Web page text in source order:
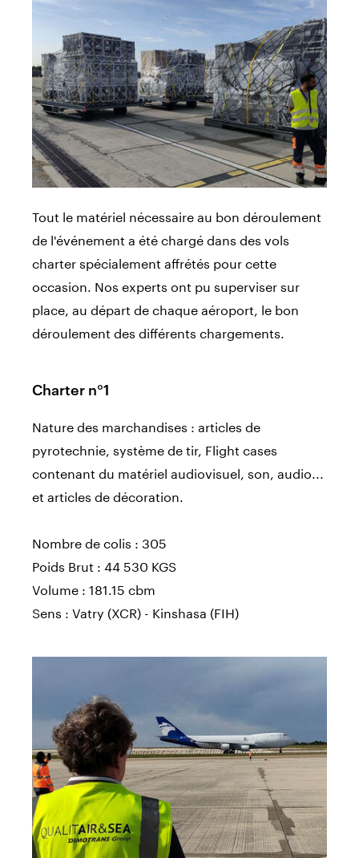
Tout le matériel nécessaire au bon déroulement
de l'événement a été chargé dans des vols
charter spécialement affrétés pour cette
occasion. Nos experts ont pu superviser sur
place, au départ de chaque aéroport, le bon
déroulement des différents chargements.
Charter n°1
Nature des marchandises : articles de
pyrotechnie, système de tir, Flight cases
contenant du matériel audiovisuel, son, audio...
et articles de décoration.
Nombre de colis : 305
Poids Brut : 44 530 KGS
Volume : 181.15 cbm
Sens : Vatry (XCR) - Kinshasa (FIH)